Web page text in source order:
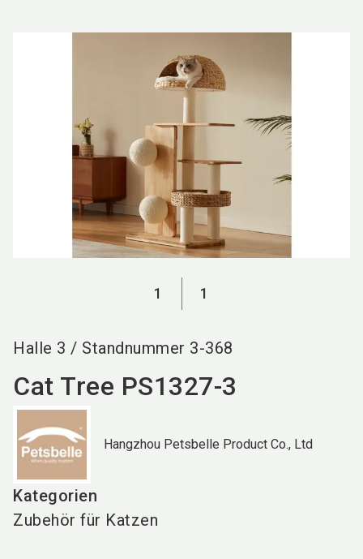
1 1
Halle 3 / Standnummer 3-368
Cat Tree PS1327-3
Hangzhou Petsbelle Product Co., Ltd
Kategorien
Zubehör für Katzen